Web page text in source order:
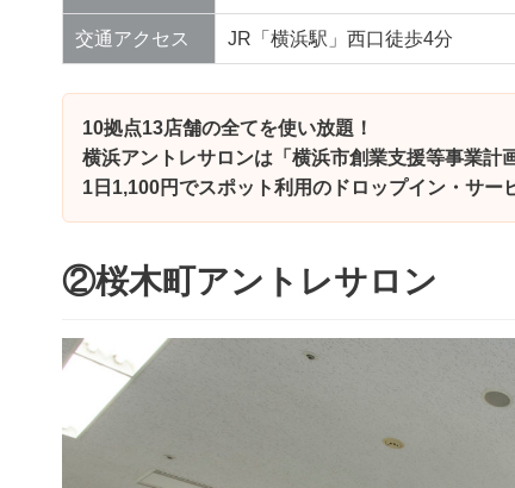
交通アクセス JR「横浜駅」西口徒歩4分
10拠点13店舗の全てを使い放題！
横浜アントレサロンは「横浜市創業支援等事業計
1日1,100円でスポット利用のドロップイン・サー
②桜木町アントレサロン